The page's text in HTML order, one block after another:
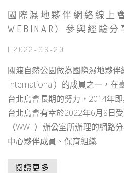
國際濕地夥伴網絡線上
WEBINAR）參與經驗分
| 2022-06-20
關渡自然公園做為國際濕地夥伴
International）的成員之一，在
台北鳥會長期的努力，2014年
台北鳥會有幸於2022年6月8日
（WWT）辦公室所辦理的網路
中心夥伴成員、保育組織
閱讀更多